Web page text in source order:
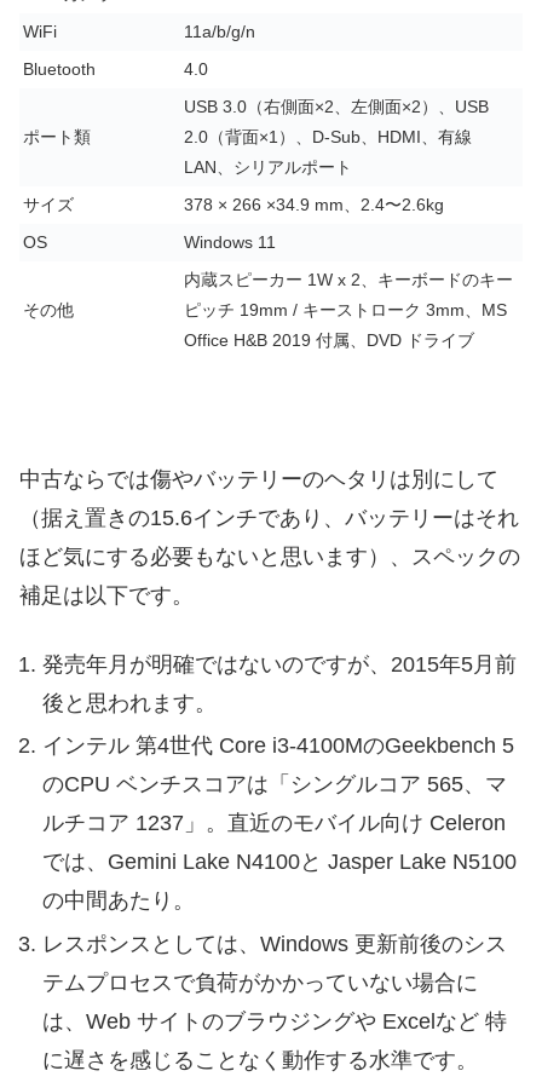
WiFi
11a/b/g/n
Bluetooth
4.0
ポート類
USB 3.0（右側面×2、左側面×2）、USB
2.0（背面×1）、D-Sub、HDMI、有線
LAN、シリアルポート
サイズ
378 × 266 ×34.9 mm、2.4〜2.6kg
OS
Windows 11
その他
内蔵スピーカー 1W x 2、キーボードのキー
ピッチ 19mm / キーストローク 3mm、MS
Office H&B 2019 付属、DVD ドライブ
中古ならでは傷やバッテリーのヘタリは別にして
（据え置きの15.6インチであり、バッテリーはそれ
ほど気にする必要もないと思います）、スペックの
補足は以下です。
発売年月が明確ではないのですが、2015年5月前
後と思われます。
インテル 第4世代 Core i3-4100MのGeekbench 5
のCPU ベンチスコアは「シングルコア 565、マ
ルチコア 1237」。直近のモバイル向け Celeron
では、Gemini Lake N4100と Jasper Lake N5100
の中間あたり。
レスポンスとしては、Windows 更新前後のシス
テムプロセスで負荷がかかっていない場合に
は、Web サイトのブラウジングや Excelなど 特
に遅さを感じることなく動作する水準です。